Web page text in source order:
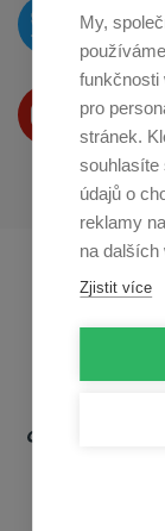
O
na
na
My,
funkčnosti
pro
stránek.
souhlasíte
údajů o
reklamy
na dalších
Zjistit více